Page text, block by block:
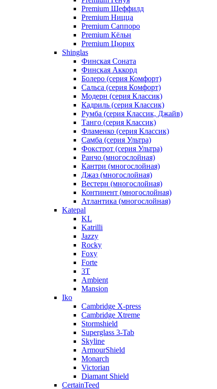
Premium Шеффилд
Premium Ницца
Premium Саппоро
Premium Кёльн
Premium Цюрих
Shinglas
Финская Соната
Финская Аккорд
Болеро (серия Комфорт)
Сальса (серия Комфорт)
Модерн (серия Классик)
Кадриль (серия Классик)
Румба (серия Классик, Джайв)
Танго (серия Классик)
Фламенко (серия Классик)
Самба (серия Ультра)
Фокстрот (серия Ультра)
Ранчо (многослойная)
Кантри (многослойная)
Джаз (многослойная)
Вестерн (многослойная)
Континент (многослойная)
Атлантика (многослойная)
Katepal
KL
Katrilli
Jazzy
Rocky
Foxy
Forte
3T
Ambient
Mansion
Iko
Cambridge X-press
Cambridge Xtreme
Stormshield
Superglass 3-Tab
Skyline
ArmourShield
Monarch
Victorian
Diamant Shield
CertainTeed